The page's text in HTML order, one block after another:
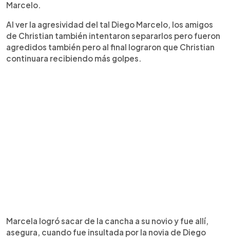
Marcelo.
Al ver la agresividad del tal Diego Marcelo, los amigos
de Christian también intentaron separarlos pero fueron
agredidos también pero al final lograron que Christian
continuara recibiendo más golpes.
Marcela logró sacar de la cancha a su novio y fue allí,
asegura, cuando fue insultada por la novia de Diego